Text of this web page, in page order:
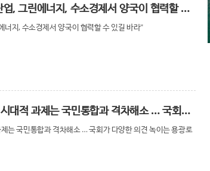
박병석 국회의장, "4차산업, 그린에너지, 수소경제서 양국이 협력할 수 있길 바라"
너지, 수소경제서 양국이 협력할 수 있길 바라"
박병석 국회의장, "올해 시대적 과제는 국민통합과 격차해소 … 국회가 다양한 의견 녹이는
는 국민통합과 격차해소 … 국회가 다양한 의견 녹이는 용광로